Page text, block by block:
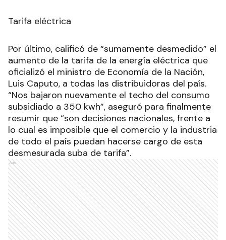
Tarifa eléctrica
Por último, calificó de “sumamente desmedido” el
aumento de la tarifa de la energía eléctrica que
oficializó el ministro de Economía de la Nación,
Luis Caputo, a todas las distribuidoras del país.
“Nos bajaron nuevamente el techo del consumo
subsidiado a 350 kwh”, aseguró para finalmente
resumir que “son decisiones nacionales, frente a
lo cual es imposible que el comercio y la industria
de todo el país puedan hacerse cargo de esta
desmesurada suba de tarifa”.
Ads